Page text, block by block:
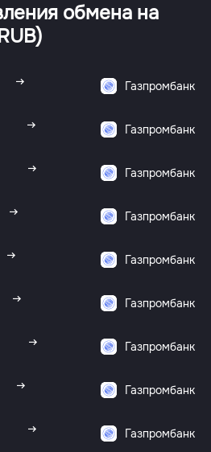
обмена на
Газпромбанк
Газпромбанк
Газпромбанк
Газпромбанк
Газпромбанк
Газпромбанк
Газпромбанк
Газпромбанк
Газпромбанк